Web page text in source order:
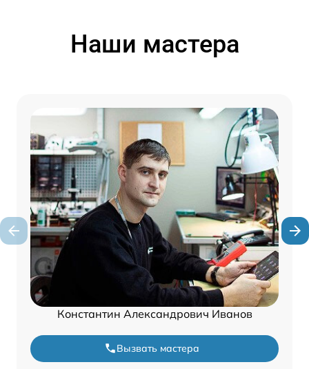
Наши мастера
Константин Александрович Иванов
Вызвать мастера